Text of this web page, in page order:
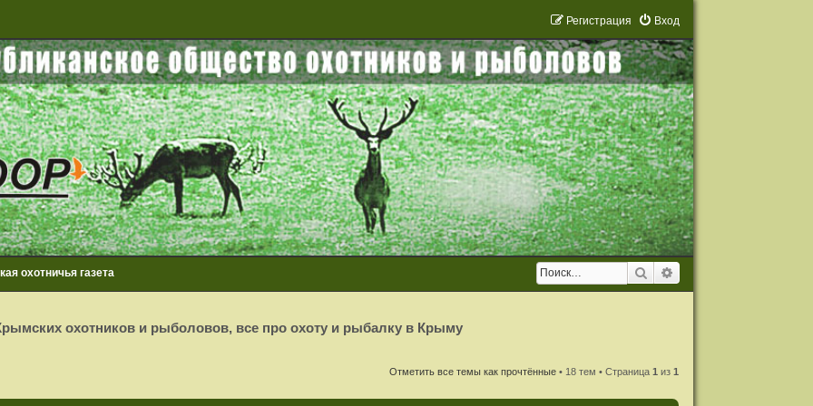
Вход
Регистрация
Поиск
охотничья газета
охотников и рыболовов, все про охоту и рыбалку в Крыму
Отметить все темы как прочтённые • 18 тем • Страница1 из1